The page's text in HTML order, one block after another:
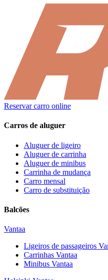
Reservar carro online
Carros de aluguer
Aluguer de ligeiro
Aluguer de carrinha
Aluguer de minibus
Carrinha de mudança
Carro mensal
Carro de substituição
Balcões
Vantaa
Ligeiros de passageiros
Carrinhas Vantaa
Minibus Vantaa